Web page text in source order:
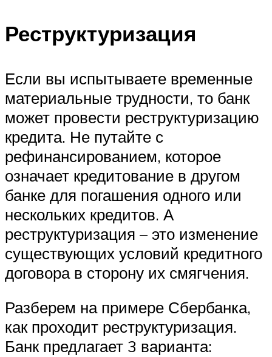
Реструктуризация
Если вы испытываете временные
материальные трудности, то банк
может провести реструктуризацию
кредита. Не путайте с
рефинансированием, которое
означает кредитование в другом
банке для погашения одного или
нескольких кредитов. А
реструктуризация – это изменение
существующих условий кредитного
договора в сторону их смягчения.
Разберем на примере Сбербанка,
как проходит реструктуризация.
Банк предлагает 3 варианта: